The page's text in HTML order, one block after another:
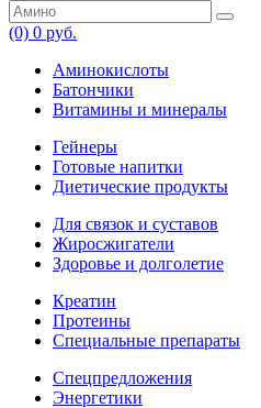
(0) 0 руб.
Аминокислоты
Батончики
Витамины и минералы
Гейнеры
Готовые напитки
Диетические продукты
Для связок и суставов
Жиросжигатели
Здоровье и долголетие
Креатин
Протеины
Специальные препараты
Спецпредложения
Энергетики